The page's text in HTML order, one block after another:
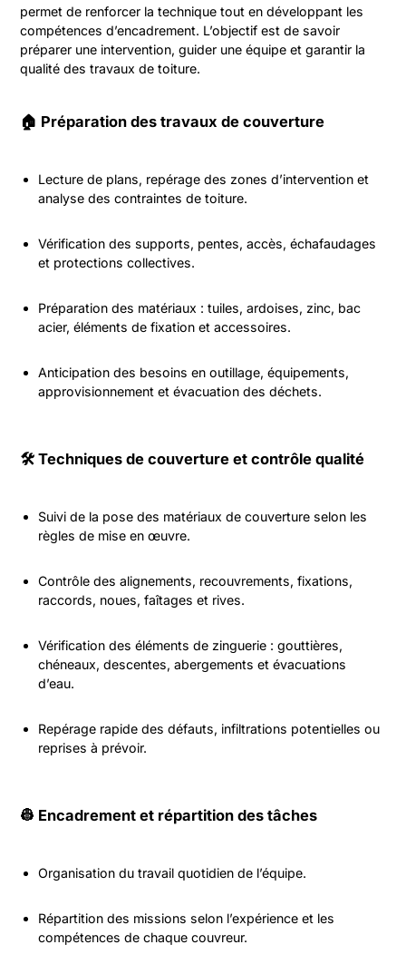
permet de renforcer la technique tout en développant les
compétences d’encadrement. L’objectif est de savoir
préparer une intervention, guider une équipe et garantir la
qualité des travaux de toiture.
🏠 Préparation des travaux de couverture
Lecture de plans, repérage des zones d’intervention et
analyse des contraintes de toiture.
Vérification des supports, pentes, accès, échafaudages
et protections collectives.
Préparation des matériaux : tuiles, ardoises, zinc, bac
acier, éléments de fixation et accessoires.
Anticipation des besoins en outillage, équipements,
approvisionnement et évacuation des déchets.
🛠️ Techniques de couverture et contrôle qualité
Suivi de la pose des matériaux de couverture selon les
règles de mise en œuvre.
Contrôle des alignements, recouvrements, fixations,
raccords, noues, faîtages et rives.
Vérification des éléments de zinguerie : gouttières,
chéneaux, descentes, abergements et évacuations
d’eau.
Repérage rapide des défauts, infiltrations potentielles ou
reprises à prévoir.
👷 Encadrement et répartition des tâches
Organisation du travail quotidien de l’équipe.
Répartition des missions selon l’expérience et les
compétences de chaque couvreur.